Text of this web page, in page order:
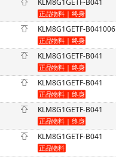
KLM8G1GETF-B041
KLM8G1GETF-B041006
KLM8G1GETF-B041
KLM8G1GETF-B041
KLM8G1GETF-B041
KLM8G1GETF-B041